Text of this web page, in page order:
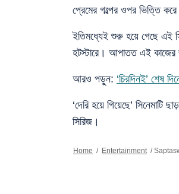
প্রেমের গল্পের ওপর ভিত্তি
ইতিমধ্যেই শুরু হয়ে গেছে এই
হটস্টারে। আপাতত এই কাজের
আরও পড়ুন: ‘চিরদিনই’ শেষ
‘দেরি হয়ে গিয়েছে’
সিরিজ।
Home / Entertainment / Saptaswa